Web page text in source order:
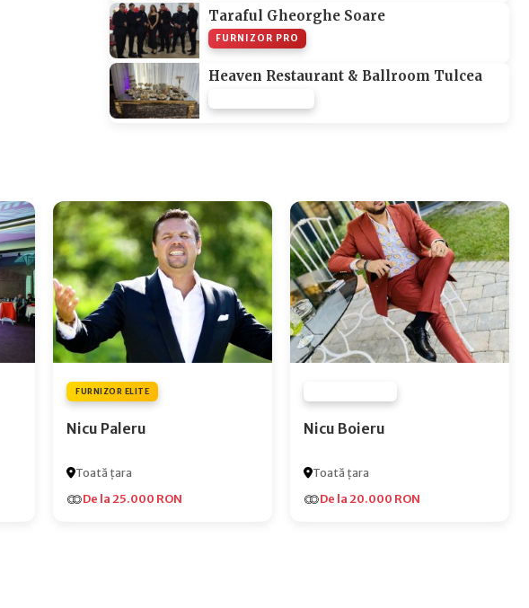
Taraful Gheorghe Soare
FURNIZOR PRO
Heaven Restaurant & Ballroom Tulcea
FURNIZOR ELITE
Nicu Paleru
Toată țara
De la 25.000 RON
Nicu Boieru
Toată țara
De la 20.000 RON